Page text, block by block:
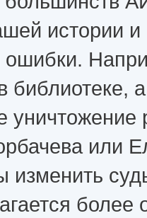
истории и
уничтожение
или
изменить
более